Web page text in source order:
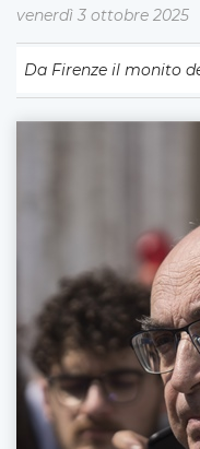
venerdì 3 ottobre 2025
Da Firenze il monito